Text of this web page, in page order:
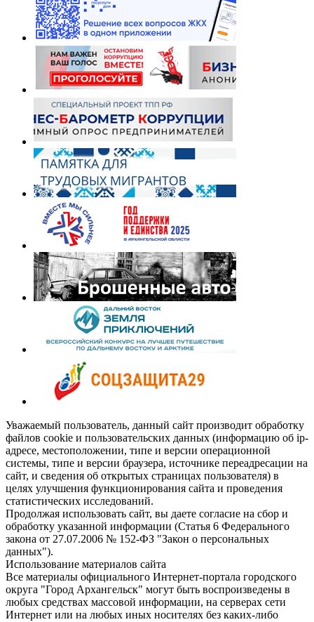
Уважаемый пользователь, данный сайт производит обработку
файлов cookie и пользовательских данных (информацию об ip-
адресе, местоположении, типе и версии операционной
системы, типе и версии браузера, источнике переадресации на
сайт, и сведения об открытых страницах пользователя) в
целях улучшения функционирования сайта и проведения
статистических исследований.
Продолжая использовать сайт, вы даете согласие на сбор и
обработку указанной информации (Статья 6 Федерального
закона от 27.07.2006 № 152-ФЗ "Закон о персональных
данных").
Использование материалов сайта
Все материалы официального Интернет-портала городского
округа "Город Архангельск" могут быть воспроизведены в
любых средствах массовой информации, на серверах сети
Интернет или на любых иных носителях без каких-либо